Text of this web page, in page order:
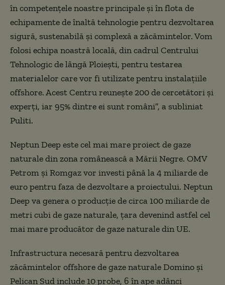
în competenţele noastre principale şi în flota de
echipamente de înaltă tehnologie pentru dezvoltarea
sigură, sustenabilă şi complexă a zăcămintelor. Vom
folosi echipa noastră locală, din cadrul Centrului
Tehnologic de lângă Ploieşti, pentru testarea
materialelor care vor fi utilizate pentru instalaţiile
offshore. Acest Centru reuneşte 200 de cercetători şi
experţi, iar 95% dintre ei sunt români”, a subliniat
Puliti.
Neptun Deep este cel mai mare proiect de gaze
naturale din zona românească a Mării Negre. OMV
Petrom şi Romgaz vor investi până la 4 miliarde de
euro pentru faza de dezvoltare a proiectului. Neptun
Deep va genera o producţie de circa 100 miliarde de
metri cubi de gaze naturale, ţara devenind astfel cel
mai mare producător de gaze naturale din UE.
Infrastructura necesară pentru dezvoltarea
zăcămintelor offshore de gaze naturale Domino şi
Pelican Sud include 10 probe, 6 în ape adânci